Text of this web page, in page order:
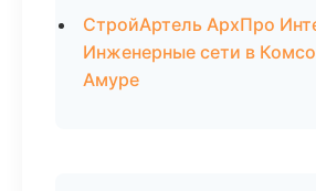
СтройАртель АрхПро
Инженерные сети в
Амуре